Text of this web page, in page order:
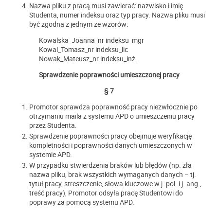
Nazwa pliku z pracą musi zawierać: nazwisko i imię
Studenta, numer indeksu oraz typ pracy. Nazwa pliku musi
być zgodna z jednym ze wzorów:
Kowalska_Joanna_nr indeksu_mgr
Kowal_Tomasz_nr indeksu_lic
Nowak_Mateusz_nr indeksu_inż.
Sprawdzenie poprawności umieszczonej pracy
§ 7
Promotor sprawdza poprawność pracy niezwłocznie po
otrzymaniu maila z systemu APD o umieszczeniu pracy
przez Studenta.
Sprawdzenie poprawności pracy obejmuje weryfikację
kompletności i poprawności danych umieszczonych w
systemie APD.
W przypadku stwierdzenia braków lub błędów (np. zła
nazwa pliku, brak wszystkich wymaganych danych – tj.
tytuł pracy, streszczenie, słowa kluczowe w j. pol. i j. ang.,
treść pracy), Promotor odsyła pracę Studentowi do
poprawy za pomocą systemu APD.